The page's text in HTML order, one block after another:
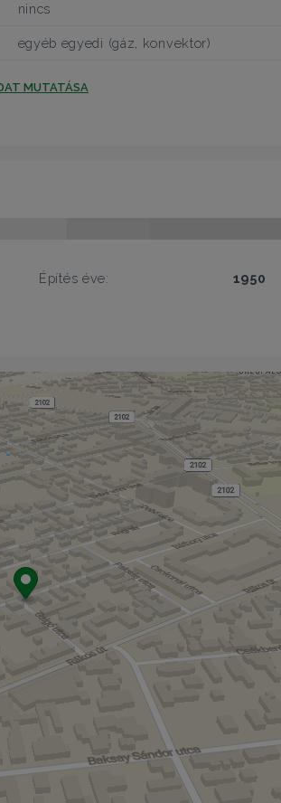
nincs
egyéb egyedi (gáz, konvektor)
MUTATÁSA
Építés éve: 1950